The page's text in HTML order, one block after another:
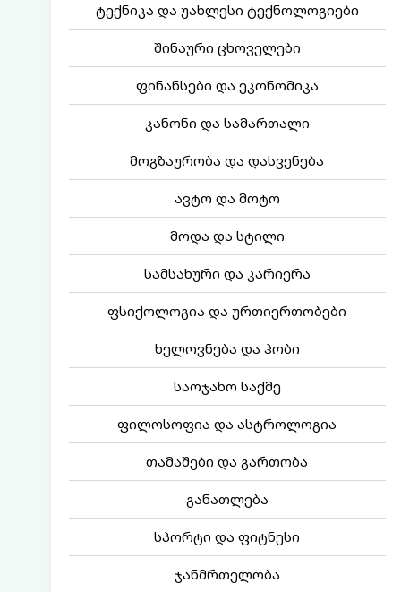
ტექნიკა და უახლესი ტექნოლოგიები
შინაური ცხოველები
ფინანსები და ეკონომიკა
კანონი და სამართალი
მოგზაურობა და დასვენება
ავტო და მოტო
მოდა და სტილი
სამსახური და კარიერა
ფსიქოლოგია და ურთიერთობები
ხელოვნება და ჰობი
საოჯახო საქმე
ფილოსოფია და ასტროლოგია
თამაშები და გართობა
განათლება
სპორტი და ფიტნესი
ჯანმრთელობა